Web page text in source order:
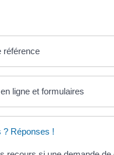
référence
ligne et formulaires
? Réponses !